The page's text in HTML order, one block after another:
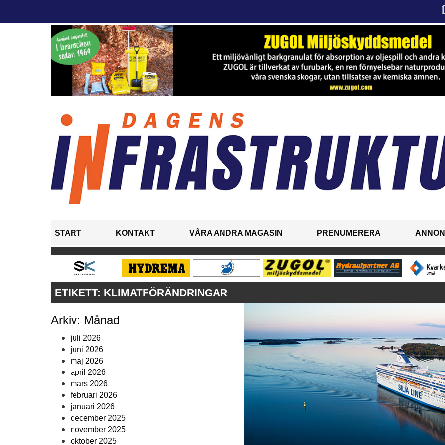
START KONTAKT VÅRA ANDRA MAGASIN PRENUMERERA
ETIKETT: KLIMATFÖRÄNDRINGAR
Arkiv: Månad
juli 2026
juni 2026
maj 2026
april 2026
mars 2026
februari 2026
januari 2026
december 2025
november 2025
oktober 2025